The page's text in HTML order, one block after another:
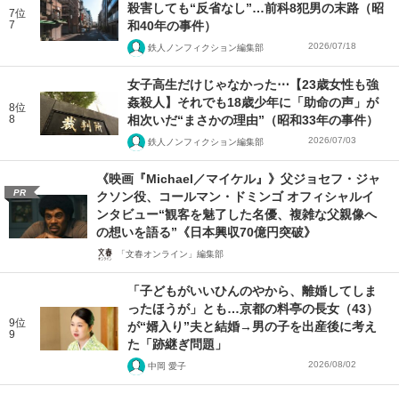
7位
7
殺害しても“反省なし”…前科8犯男の末路（昭
和40年の事件）
鉄人ノンフィクション編集部 2026/07/18
8位
8
女子高生だけじゃなかった⋯【23歳女性も強
姦殺人】それでも18歳少年に「助命の声」が
相次いだ“まさかの理由”（昭和33年の事件）
鉄人ノンフィクション編集部 2026/07/03
PR
《映画『Michael／マイケル』》父ジョセフ・ジャ
クソン役、コールマン・ドミンゴ オフィシャルイ
ンタビュー“観客を魅了した名優、複雑な父親像へ
の想いを語る”《日本興収70億円突破》
「文春オンライン」編集部
9位
9
「子どもがいいひんのやから、離婚してしま
ったほうが」とも…京都の料亭の長女（43）
が“婿入り”夫と結婚→男の子を出産後に考え
た「跡継ぎ問題」
中岡 愛子 2026/08/02